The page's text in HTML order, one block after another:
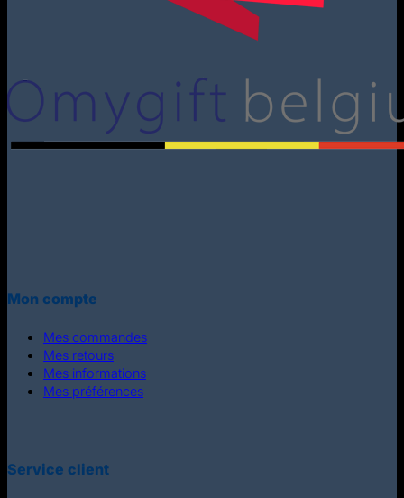
Mon compte
Mes commandes
Mes retours
Mes informations
Mes préférences
Service client